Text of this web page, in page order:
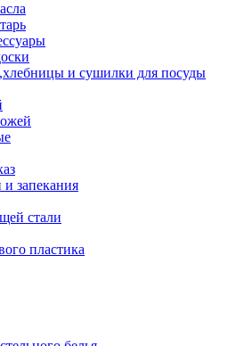
и сушилки для посуды
запекания
стали
пластика